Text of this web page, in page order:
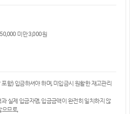
미만 3,000원
함) 입금하셔야 하며, 미입금시 원활한 재고관리
실제 입금자명, 입금금액이 완전히 일치하지 않
으므로,